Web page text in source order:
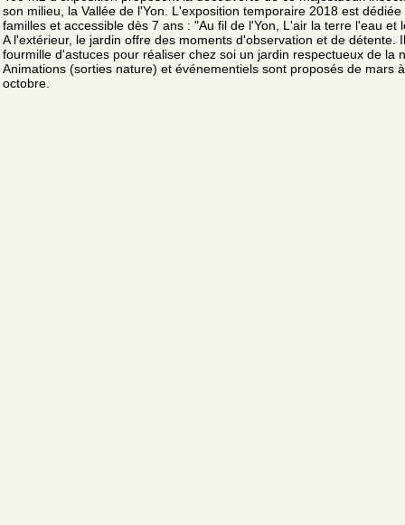
son milieu, la Vallée de l'Yon. L'exposition temporaire 2018 est dédiée
familles et accessible dès 7 ans : "Au fil de l'Yon, L'air la terre l'eau et
A l'extérieur, le jardin offre des moments d'observation et de détente. Il
fourmille d'astuces pour réaliser chez soi un jardin respectueux de la
Animations (sorties nature) et événementiels sont proposés de mars à
octobre.